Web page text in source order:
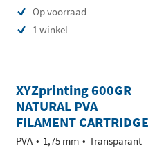
Op voorraad
1 winkel
XYZprinting 600GR
NATURAL PVA
FILAMENT CARTRIDGE
PVA 1,75 mm Transparant